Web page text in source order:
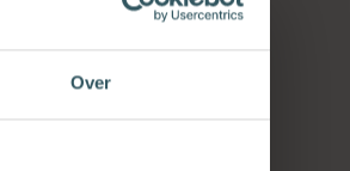
Over
vond die